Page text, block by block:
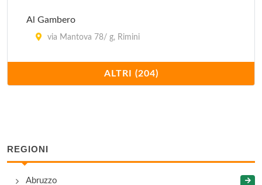
Al Gambero
via Mantova 78/ g, Rimini
viale Guglielmo Marconi 81, Rimini
Al Moccolo
via Catania 22, Rimini
ALTRI (204)
REGIONI
Abruzzo